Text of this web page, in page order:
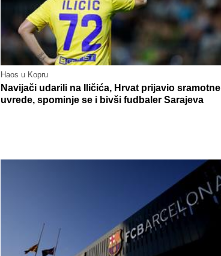
Haos u Kopru
Navijači udarili na Iličića, Hrvat prijavio sramotne
uvrede, spominje se i bivši fudbaler Sarajeva